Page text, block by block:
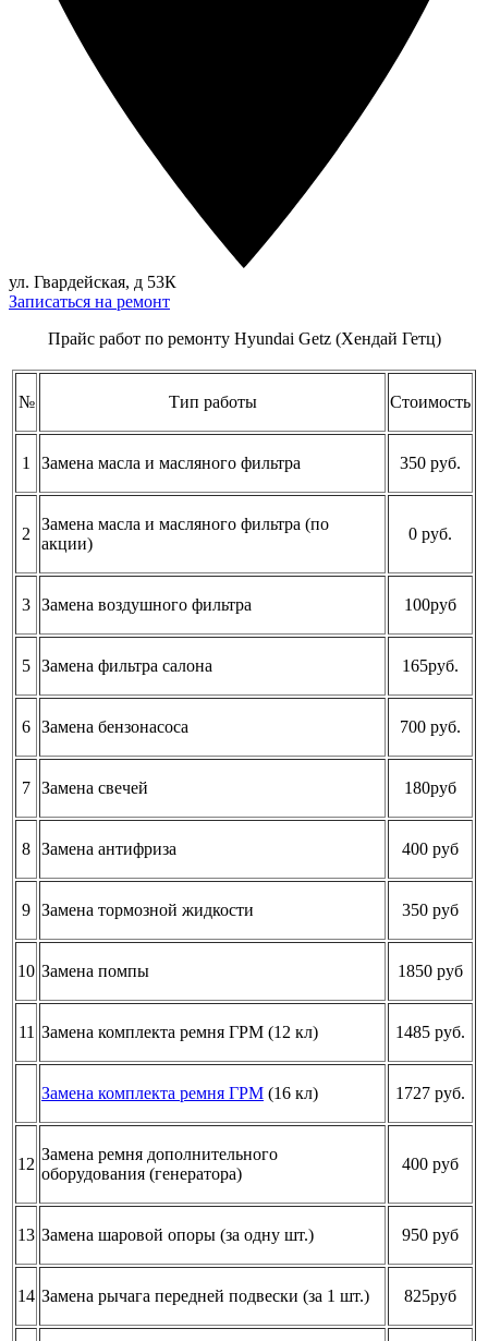
ул. Гвардейская, д 53К
Записаться на ремонт
Прайс работ по ремонту Hyundai Getz (Хендай Гетц)
№ Тип работы Стоимость
1 Замена масла и масляного фильтра 350 руб.
2
Замена масла и масляного фильтра (по
акции)
0 руб.
3 Замена воздушного фильтра 100руб
5 Замена фильтра салона 165руб.
6 Замена бензонасоса 700 руб.
7 Замена свечей 180руб
8 Замена антифриза 400 руб
9 Замена тормозной жидкости 350 руб
10 Замена помпы 1850 руб
11 Замена комплекта ремня ГРМ (12 кл) 1485 руб.
Замена комплекта ремня ГРМ (16 кл) 1727 руб.
12
Замена ремня дополнительного
оборудования (генератора)
400 руб
13 Замена шаровой опоры (за одну шт.) 950 руб
14 Замена рычага передней подвески (за 1 шт.) 825руб